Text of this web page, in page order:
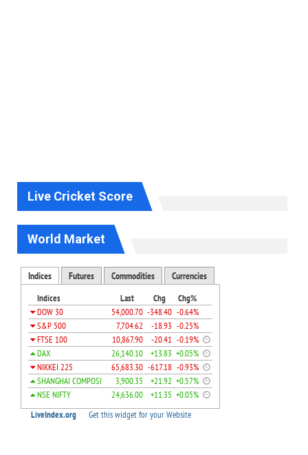
Live Cricket Score
World Market